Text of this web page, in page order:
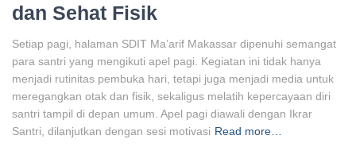
dan Sehat Fisik
Setiap pagi, halaman SDIT Ma’arif Makassar dipenuhi semangat
para santri yang mengikuti apel pagi. Kegiatan ini tidak hanya
menjadi rutinitas pembuka hari, tetapi juga menjadi media untuk
meregangkan otak dan fisik, sekaligus melatih kepercayaan diri
santri tampil di depan umum. Apel pagi diawali dengan Ikrar
Santri, dilanjutkan dengan sesi motivasi Read more…